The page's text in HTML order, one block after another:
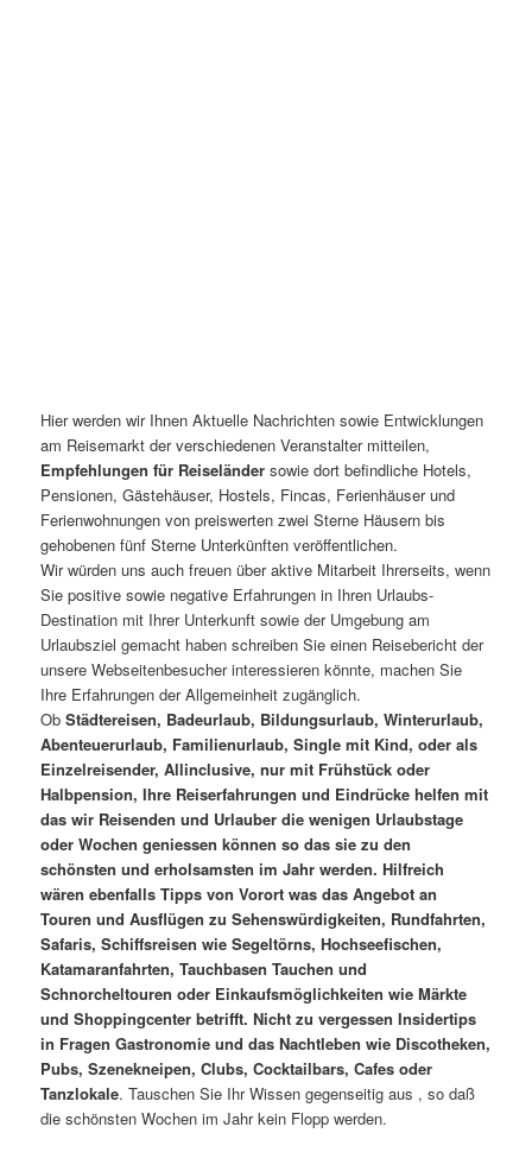
Hier werden wir Ihnen Aktuelle Nachrichten sowie Entwicklungen
am Reisemarkt der verschiedenen Veranstalter mitteilen,
Empfehlungen für Reiseländer sowie dort befindliche Hotels,
Pensionen, Gästehäuser, Hostels, Fincas, Ferienhäuser und
Ferienwohnungen von preiswerten zwei Sterne Häusern bis
gehobenen fünf Sterne Unterkünften veröffentlichen.
Wir würden uns auch freuen über aktive Mitarbeit Ihrerseits, wenn
Sie positive sowie negative Erfahrungen in Ihren Urlaubs-
Destination mit Ihrer Unterkunft sowie der Umgebung am
Urlaubsziel gemacht haben schreiben Sie einen Reisebericht der
unsere Webseitenbesucher interessieren könnte, machen Sie
Ihre Erfahrungen der Allgemeinheit zugänglich.
ObStädtereisen, Badeurlaub, Bildungsurlaub, Winterurlaub,
Abenteuerurlaub, Familienurlaub, Single mit Kind, oder als
Einzelreisender, Allinclusive, nur mit Frühstück oder
Halbpension, Ihre Reiserfahrungen und Eindrücke helfen mit
das wir Reisenden und Urlauber die wenigen Urlaubstage
oder Wochen geniessen können so das sie zu den
schönsten und erholsamsten im Jahr werden. Hilfreich
wären ebenfalls Tipps von Vorort was das Angebot an
Touren und Ausflügen zu Sehenswürdigkeiten, Rundfahrten,
Safaris, Schiffsreisen wie Segeltörns, Hochseefischen,
Katamaranfahrten, Tauchbasen Tauchen und
Schnorcheltouren oder Einkaufsmöglichkeiten wie Märkte
und Shoppingcenter betrifft. Nicht zu vergessen Insidertips
in Fragen Gastronomie und das Nachtleben wie Discotheken,
Pubs, Szenekneipen, Clubs, Cocktailbars, Cafes oder
Tanzlokale. Tauschen Sie Ihr Wissen gegenseitig aus , so daß
die schönsten Wochen im Jahr kein Flopp werden.